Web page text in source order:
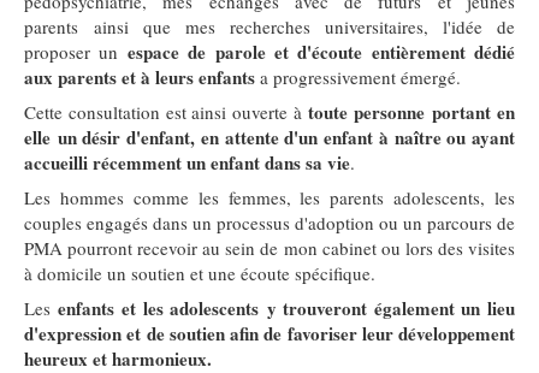
parents ainsi que mes recherches universitaires, l'idée de
proposer un espace de parole et d'écoute entièrement dédié
aux parents et à leurs enfants a progressivement émergé.
Cette consultation est ainsi ouverte à toute personne portant en
elle un désir d'enfant, en attente d'un enfant à naître ou ayant
accueilli récemment un enfant dans sa vie.
Les hommes comme les femmes, les parents adolescents, les
couples engagés dans un processus d'adoption ou un parcours de
PMA pourront recevoir au sein de mon cabinet ou lors des visites
à domicile un soutien et une écoute spécifique.
Les enfants et les adolescents y trouveront également un lieu
d'expression et de soutien afin de favoriser leur développement
heureux et harmonieux.